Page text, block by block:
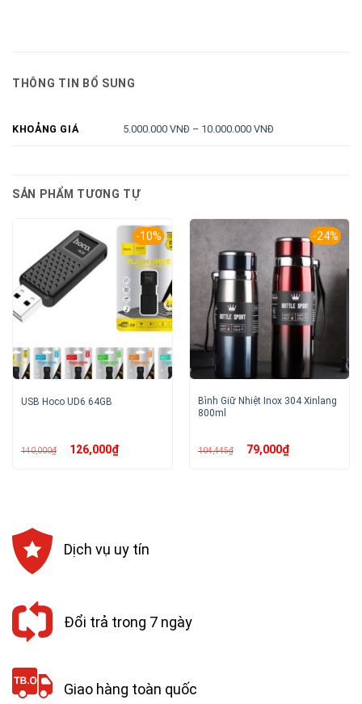
THÔNG TIN BỔ SUNG
KHOẢNG GIÁ 5.000.000 VNĐ – 10.000.000 VNĐ
SẢN PHẨM TƯƠNG TỰ
-10%
USB Hoco UD6 64GB
140,000₫ Giá
gốc126,000₫Giá
-24%
Bình Giữ Nhiệt Inox 304 Xinlang
800ml
104,445₫ Giá
gốc79,000₫Giá
Dịch vụ uy tín
Đổi trả trong 7 ngày
Giao hàng toàn quốc